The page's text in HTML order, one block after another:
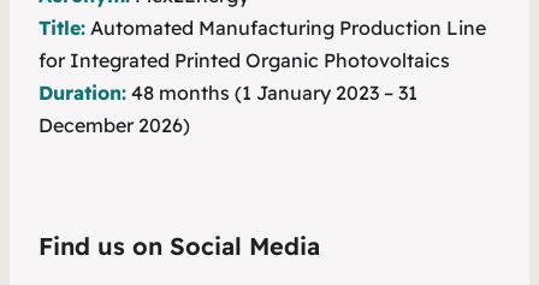
Title: Automated Manufacturing Production Line
for Integrated Printed Organic Photovoltaics
Duration: 48 months (1 January 2023 – 31
December 2026)
Find us on Social Media